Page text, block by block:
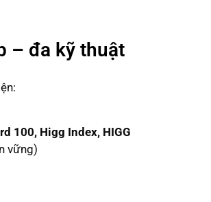
– đa kỹ thuật
100, Higg Index, HIGG
vững)